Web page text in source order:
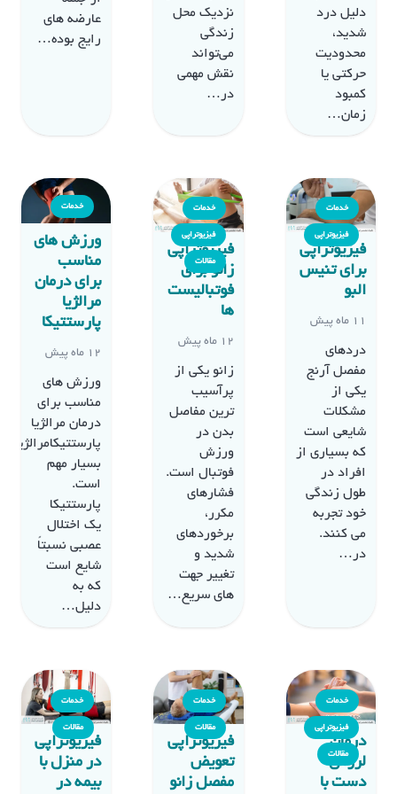
دلیل درد
شدید،
محدودیت
حرکتی یا
کمبود
زمان…
نزدیک محل
زندگی
می‌تواند
نقش مهمی
در…
عارضه های
رایج بوده…
خدمات
فیزیوتراپی
فیزیوتراپی
برای تنیس
البو
11 ماه پیش
دردهای
مفصل آرنج
یکی از
مشکلات
شایعی است
که بسیاری از
افراد در
طول زندگی
خود تجربه
می کنند.
در…
خدمات
فیزیوتراپی
مقالات
فیزیوتراپی
زانو برای
فوتبالیست
ها
12 ماه پیش
زانو یکی از
پرآسیب
ترین مفاصل
بدن در
ورزش
فوتبال است.
فشارهای
مکرر،
برخوردهای
شدید و
تغییر جهت
های سریع…
خدمات
ورزش های
مناسب
برای درمان
مرالژیا
پارستتیکا
12 ماه پیش
ورزش های
مناسب برای
درمان مرالژیا
پارستتیکامرالژیا
بسیار مهم
است.
پارستتیکا
یک اختلال
عصبی نسبتاً
شایع است
که به
دلیل…
خدمات
فیزیوتراپی
مقالات
درمان
لرزش
دست با
خدمات
مقالات
فیزیوتراپی
تعویض
مفصل زانو
خدمات
مقالات
فیزیوتراپی
در منزل با
بیمه در